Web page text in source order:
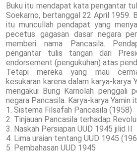
Buku itu mendapat kata pengantar
Soekarno, bertanggal 22 April 1959.
itu muncullah pendapat yang
pecetus gagasan dasar negara
memberi nama Pancasila.
pengantar tulis tangan dari
endorsement (pengukuhan) atas
Tetapi mereka yang mau
kesukaran karena dalam karya-karya
mengakui Bung Karnolah penggali
negara Pancasila. Karya-karya Yamin
1. Sistema Filsafah Pancasila (1958)
2. Tinjauan Pancasila terhadap
3. Naskah Persiapan UUD 1945 jilid II
4. Lima uraian tentang UUD 1945
5. Pembahasan UUD 1945